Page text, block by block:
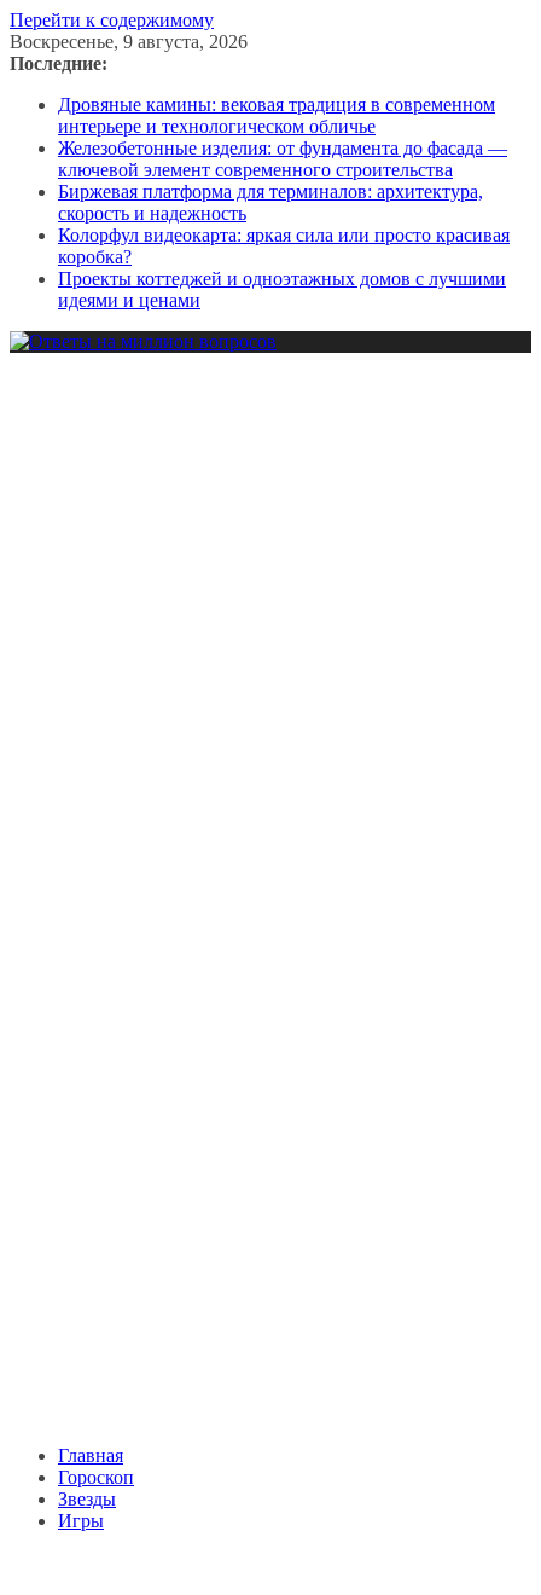
Перейти к содержимому
Воскресенье, 9 августа, 2026
Последние:
Дровяные камины: вековая традиция в современном
интерьере и технологическом обличье
Железобетонные изделия: от фундамента до фасада —
ключевой элемент современного строительства
Биржевая платформа для терминалов: архитектура,
скорость и надежность
Колорфул видеокарта: яркая сила или просто красивая
коробка?
Проекты коттеджей и одноэтажных домов с лучшими
идеями и ценами
Главная
Гороскоп
Звезды
Игры